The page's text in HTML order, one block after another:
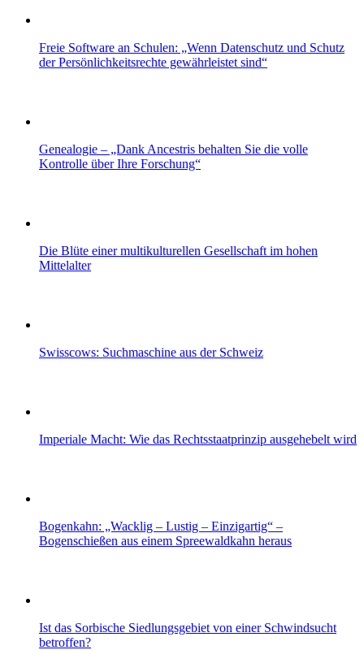
Freie Software an Schulen: „Wenn Datenschutz und Schutz
der Persönlichkeitsrechte gewährleistet sind“
Genealogie – „Dank Ancestris behalten Sie die volle
Kontrolle über Ihre Forschung“
Die Blüte einer multikulturellen Gesellschaft im hohen
Mittelalter
Swisscows: Suchmaschine aus der Schweiz
Imperiale Macht: Wie das Rechtsstaatprinzip ausgehebelt wird
Bogenkahn: „Wacklig – Lustig – Einzigartig“ –
Bogenschießen aus einem Spreewaldkahn heraus
Ist das Sorbische Siedlungsgebiet von einer Schwindsucht
betroffen?